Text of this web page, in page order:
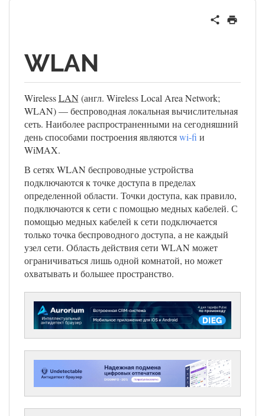
WLAN
WirelessLAN (англ. Wireless Local Area Network;
WLAN) — беспроводная локальная вычислительная
сеть. Наиболее распространенными на сегодняшний
день способами построения являютсяwi-fi и
WiMAX.
В сетях WLAN беспроводные устройства
подключаются к точке доступа в пределах
определенной области. Точки доступа, как правило,
подключаются к сети с помощью медных кабелей. С
помощью медных кабелей к сети подключается
только точка беспроводного доступа, а не каждый
узел сети. Область действия сети WLAN может
ограничиваться лишь одной комнатой, но может
охватывать и большее пространство.